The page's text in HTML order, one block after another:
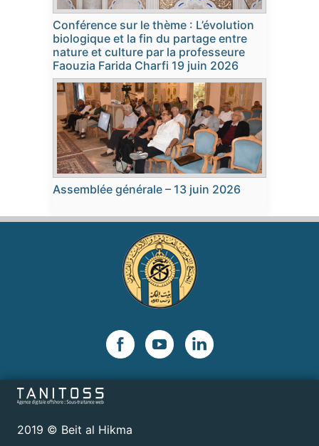
Conférence sur le thème : L’évolution
biologique et la fin du partage entre
nature et culture par la professeure
Faouzia Farida Charfi 19 juin 2026
Assemblée générale – 13 juin 2026
2019 © Beit al Hikma